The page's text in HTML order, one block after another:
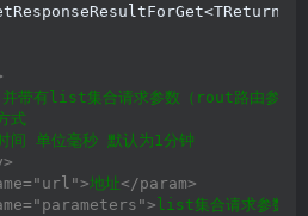
带有list集合请求参数（rout路由参数
式
间 单位毫秒 默认为1分钟
地址</param>
list集合请求参数